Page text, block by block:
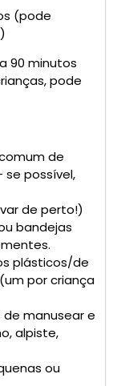
(pode
90 minutos
pode
de
se possível,
de perto!)
bandejas
plásticos/de
por criança
manusear e
alpiste,
ou